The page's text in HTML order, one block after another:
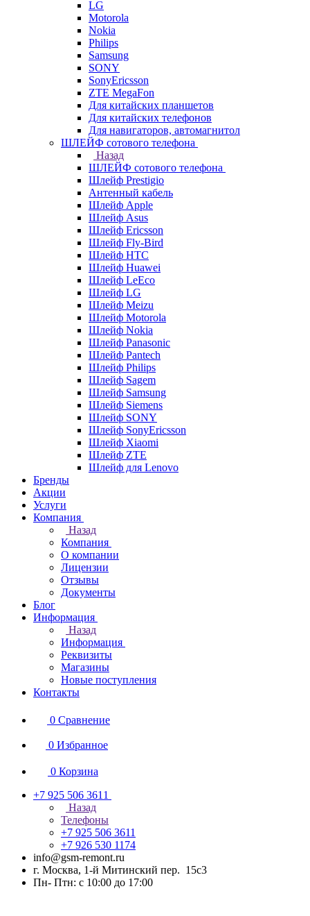
LG
Motorola
Nokia
Philips
Samsung
SONY
SonyEricsson
ZTE MegaFon
Для китайских планшетов
Для китайских телефонов
Для навигаторов, автомагнитол
ШЛЕЙФ сотового телефона
Назад
ШЛЕЙФ сотового телефона
Шлейф Prestigio
Антенный кабель
Шлейф Apple
Шлейф Asus
Шлейф Ericsson
Шлейф Fly-Bird
Шлейф HTC
Шлейф Huawei
Шлейф LeEco
Шлейф LG
Шлейф Meizu
Шлейф Motorola
Шлейф Nokia
Шлейф Panasonic
Шлейф Pantech
Шлейф Philips
Шлейф Sagem
Шлейф Samsung
Шлейф Siemens
Шлейф SONY
Шлейф SonyEricsson
Шлейф Xiaomi
Шлейф ZTE
Шлейф для Lenovo
Бренды
Акции
Услуги
Компания
Назад
Компания
О компании
Лицензии
Отзывы
Документы
Блог
Информация
Назад
Информация
Реквизиты
Магазины
Новые поступления
Контакты
0 Сравнение
0 Избранное
0 Корзина
+7 925 506 3611
Назад
Телефоны
+7 925 506 3611
+7 926 530 1174
info@gsm-remont.ru
г. Москва, 1-й Митинский пер. 15с3
Пн- Птн: с 10:00 до 17:00